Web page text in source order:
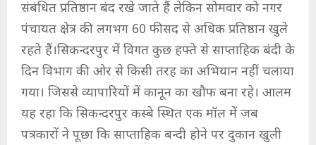
संबंधित प्रतिष्ठान बंद रखे जाते हैं लेकिन सोमवार को नगर
पंचायत क्षेत्र की लगभग 60 फीसद से अधिक प्रतिष्ठान खुले
रहते हैं।सिकन्दरपुर में विगत कुछ हफ्ते से साप्ताहिक बंदी के
दिन विभाग की ओर से किसी तरह का अभियान नहीं चलाया
गया। जिससे व्यापारियों में कानून का खौफ बना रहे। आलम
यह रहा कि सिकन्दरपुर कस्बे स्थित एक मॉल में जब
पत्रकारों ने पूछा कि साप्ताहिक बन्दी होने पर दुकान खुली